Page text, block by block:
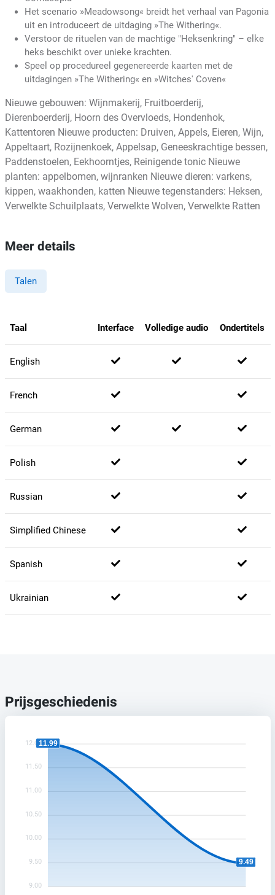
Het scenario »Meadowsong« breidt het verhaal van Pagonia
uit en introduceert de uitdaging »The Withering«.
Verstoor de rituelen van de machtige "Heksenkring" – elke
heks beschikt over unieke krachten.
Speel op procedureel gegenereerde kaarten met de
uitdagingen »The Withering« en »Witches' Coven«
Nieuwe gebouwen: Wijnmakerij, Fruitboerderij,
Dierenboerderij, Hoorn des Overvloeds, Hondenhok,
Kattentoren Nieuwe producten: Druiven, Appels, Eieren, Wijn,
Appeltaart, Rozijnenkoek, Appelsap, Geneeskrachtige bessen,
Paddenstoelen, Eekhoorntjes, Reinigende tonic Nieuwe
planten: appelbomen, wijnranken Nieuwe dieren: varkens,
kippen, waakhonden, katten Nieuwe tegenstanders: Heksen,
Verwelkte Schuilplaats, Verwelkte Wolven, Verwelkte Ratten
Meer details
Talen
Taal Interface Volledige audio Ondertitels
English
French
German
Polish
Russian
Simplified Chinese
Spanish
Ukrainian
Prijsgeschiedenis
12.00
11.50
11.00
10.50
10.00
9.50
9.00
11.99
9.49